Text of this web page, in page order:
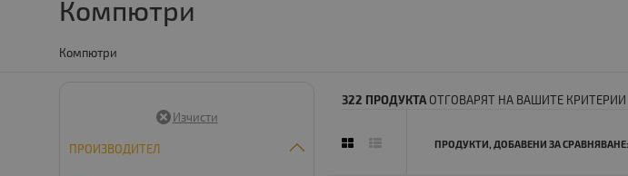
Компютри
Компютри
ПРОИЗВОДИТЕЛ
322 ПРОДУКТА ОТГОВАРЯТ НА ВАШИТЕ КРИТЕРИИ
ПРОДУКТИ, ДОБАВЕНИ ЗА